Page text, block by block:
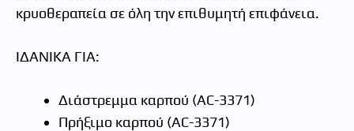
κρυοθεραπεία σε όλη την επιθυμητή επιφάνεια.
ΙΔΑΝΙΚΑ ΓΙΑ:
Διάστρεμμα καρπού (AC-3371)
Πρήξιμο καρπού (AC-3371)